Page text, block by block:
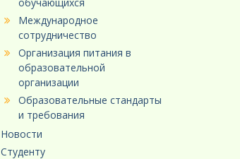
Международное
сотрудничество
Организация питания в
образовательной
организации
Образовательные стандарты
и требования
Новости
Студенту